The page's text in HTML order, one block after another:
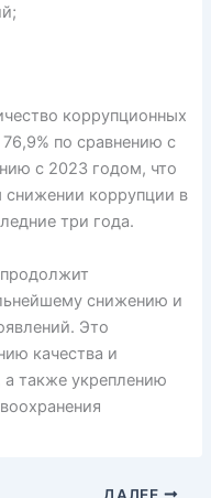
коррупционных
по сравнению с
с 2023 годом, что
снижении коррупции в
три года.
снижению и
Это
качества и
а также укреплению
ДАЛЕЕ